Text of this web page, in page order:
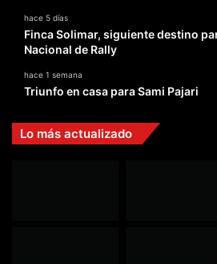
hace 5 días
Finca Solimar, siguiente destino
Nacional de Rally
hace 1 semana
Triunfo en casa para Sami Pajari
Lo más actualizado